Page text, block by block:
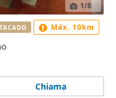
1/8
Chiama
Máx. 10km